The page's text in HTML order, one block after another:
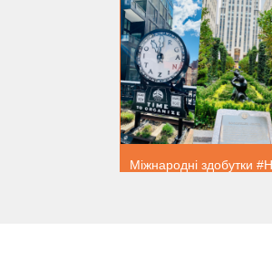
Міжнародні здобутки